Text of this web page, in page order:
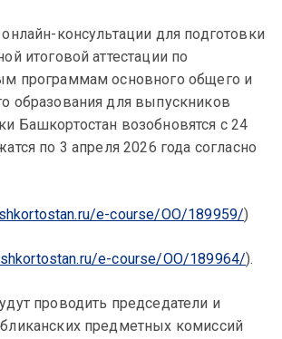
консультации для подготовки
итоговой аттестации по
программам основного общего и
образования для выпускников
Башкортостан возобновятся с 24
по 3 апреля 2026 года согласно
e-course/OO/189959/)
e-course/OO/189964/).
проводить председатели и
предметных комиссий